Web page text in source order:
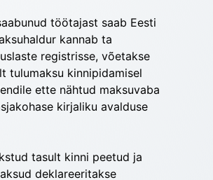
töötajast saab Eesti
kannab ta
regist­risse, võetakse
tulumaksu kinni­pidamisel
ette nähtud maksuvaba
kirjaliku avalduse
tasult kinni peetud ja
deklareeritakse